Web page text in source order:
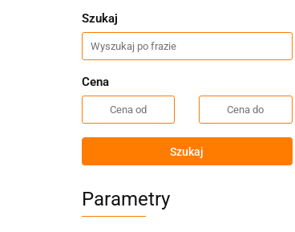
Szukaj
Cena
Szukaj
Parametry